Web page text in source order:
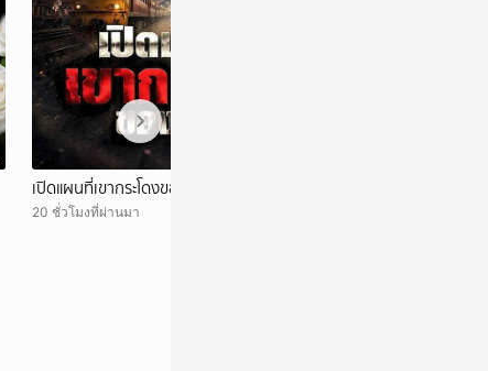
เปิดแผนที่เขากระโดงของรฟท
20 ชั่วโมงที่ผ่านมา